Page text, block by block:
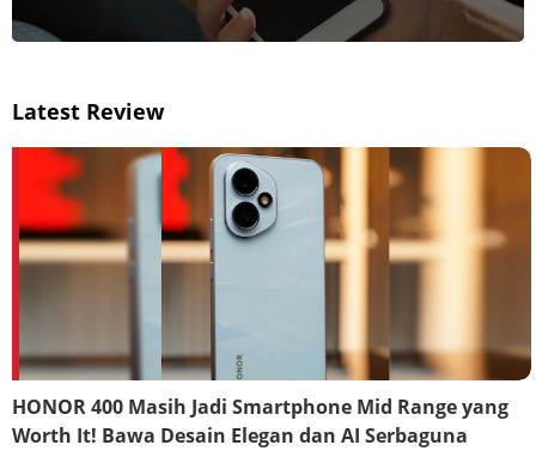
Latest Review
HONOR 400 Masih Jadi Smartphone Mid Range yang
Worth It! Bawa Desain Elegan dan AI Serbaguna